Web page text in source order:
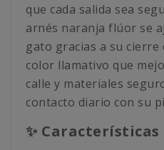
que cada salida sea
arnés naranja flúor se
gato gracias a su
color llamativo que
calle y materiales
contacto diario con su
✨